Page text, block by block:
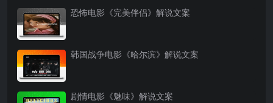
恐怖电影《完美伴侣》解说文案
韩国战争电影《哈尔滨》解说文案
剧情电影《魅味》解说文案